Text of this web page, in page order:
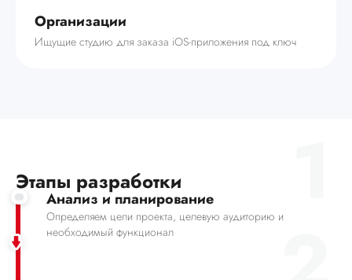
Организации
Ищущие студию для заказа iOS-приложения под ключ
Этапы разработки
Анализ и планирование
Определяем цели проекта, целевую аудиторию и
необходимый функционал